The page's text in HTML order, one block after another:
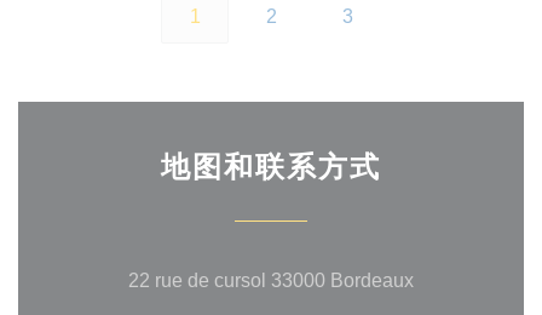
1 2 3
地图和联系方式
22 rue de cursol 33000 Bordeaux((在新窗口中